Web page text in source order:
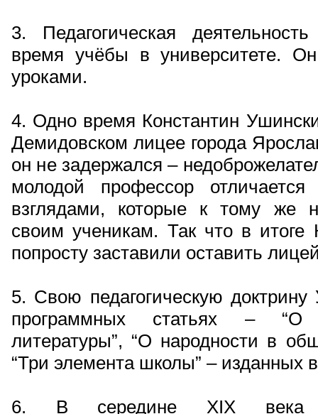
3. Педагогическая
время учёбы в университете.
уроками.
4. Одно время Константин
Демидовском лицее города
он не задержался –
молодой профессор
взглядами, которые к тому же
своим ученикам. Так что в итоге
попросту заставили оставить
5. Свою педагогическую
программных статьях – “О
литературы”, “О народности в
“Три элемента школы” – изданных
6. В середине XIX века